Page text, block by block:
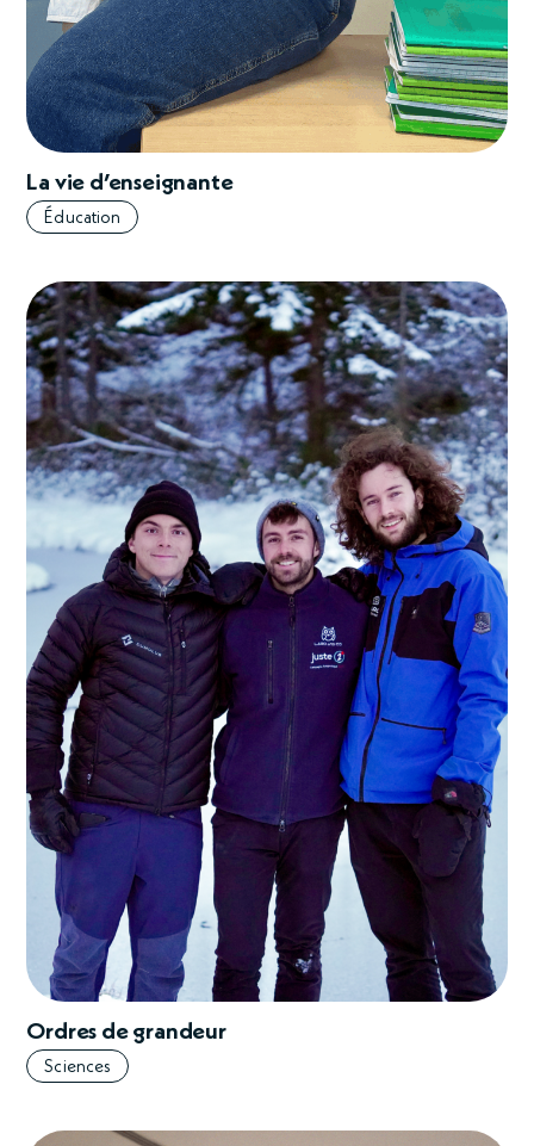
La vie d’enseignante
Éducation
Ordres de grandeur
Sciences